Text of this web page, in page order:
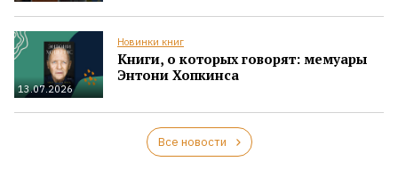
13.07.2026
Новинки книг
Книги, о которых говорят: мемуары
Энтони Хопкинса
Все новости